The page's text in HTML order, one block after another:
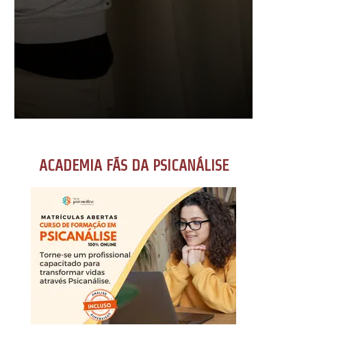
ACADEMIA FÃS DA PSICANÁLISE